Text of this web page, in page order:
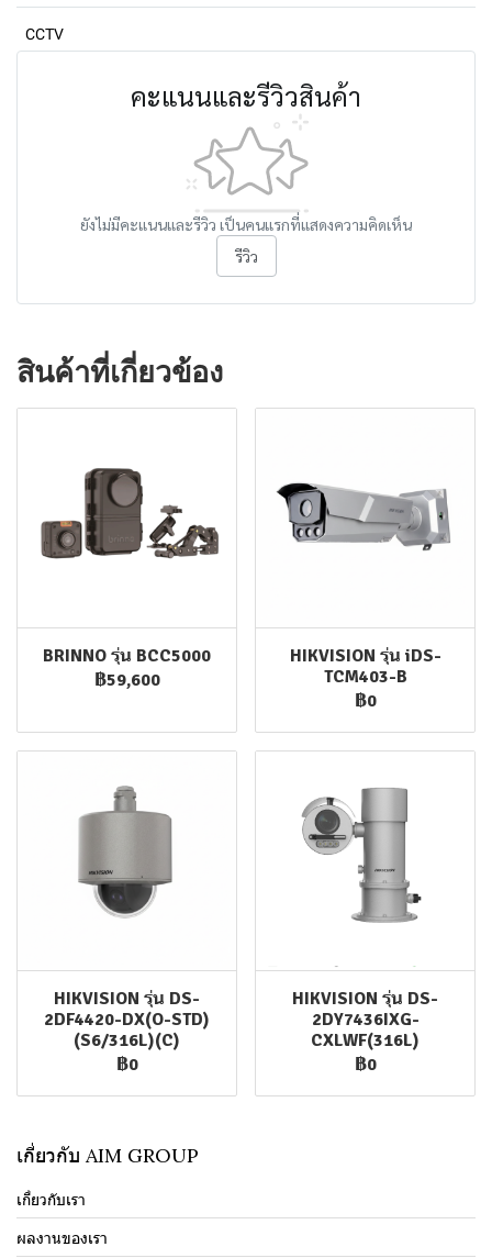
CCTV
คะแนนและรีวิวสินค้า
ยังไม่มีคะแนนและรีวิว เป็นคนแรกที่แสดงความคิดเห็น
รีวิว
สินค้าที่เกี่ยวข้อง
BRINNO รุ่น BCC5000
฿59,600
HIKVISION รุ่น iDS-
TCM403-B
฿0
HIKVISION รุ่น DS-
2DF4420-DX(O-STD)
(S6/316L)(C)
฿0
HIKVISION รุ่น DS-
2DY7436IXG-
CXLWF(316L)
฿0
เกี่ยวกับ AIM GROUP
เกี่ยวกับเรา
ผลงานของเรา